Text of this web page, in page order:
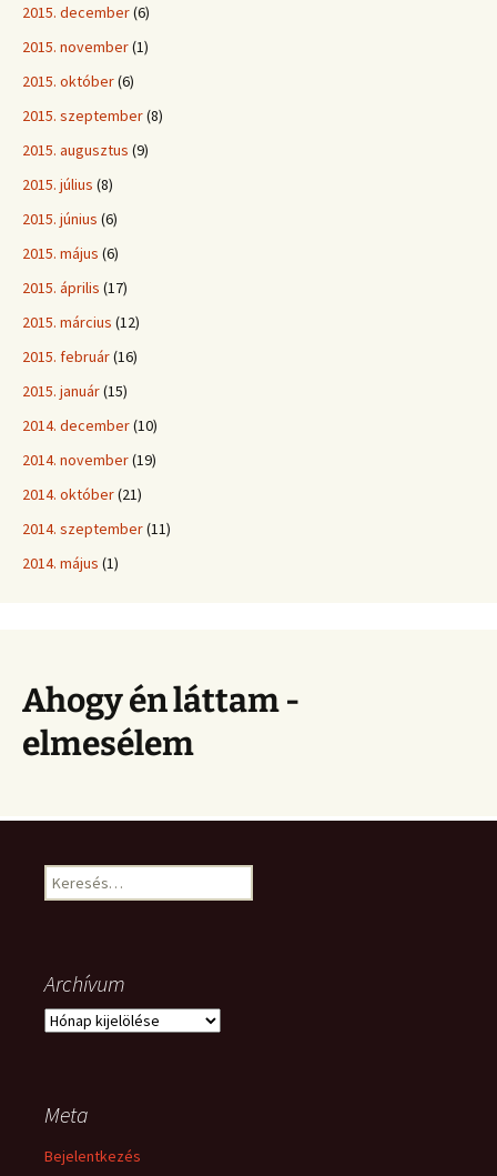
2015. december(6)
2015. november(1)
2015. október(6)
2015. szeptember(8)
2015. augusztus (9)
2015. július (8)
2015. június (6)
2015. május (6)
2015. április (17)
2015. március (12)
2015. február(16)
2015. január(15)
2014. december(10)
2014. november(19)
2014. október(21)
2014. szeptember(11)
2014. május (1)
Ahogy én láttam -
elmesélem
Keresés:
Archívum
Archívum
Meta
Bejelentkezés